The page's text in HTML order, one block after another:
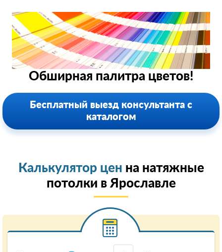
Обширная палитра цветов!
Бесплатный выезд консультанта с
каталогом
Калькулятор цен на натяжные
потолки в Ярославле